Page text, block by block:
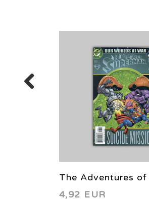
The Adventures of
Superman 593 2001
4,92 EUR